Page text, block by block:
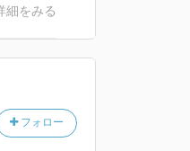
細をみる
フォロー